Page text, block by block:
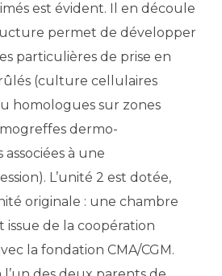
et de sécurité des soins
données
en santé à l’AP-HM
tabac
est évident. Il en découle
permet de développer
particulières de prise en
(culture cellulaires
homologues sur zones
dermo-
à une
L’unité 2 est dotée,
originale : une chambre
de la coopération
la fondation CMA/CGM.